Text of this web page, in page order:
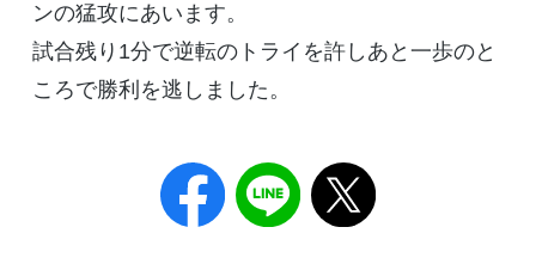
ンの猛攻にあいます。
試合残り1分で逆転のトライを許しあと一歩のと
ころで勝利を逃しました。